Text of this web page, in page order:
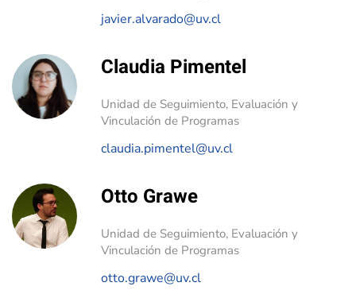
javier.alvarado@uv.cl
Claudia Pimentel
Unidad de Seguimiento, Evaluación y
Vinculación de Programas
claudia.pimentel@uv.cl
Otto Grawe
Unidad de Seguimiento, Evaluación y
Vinculación de Programas
otto.grawe@uv.cl